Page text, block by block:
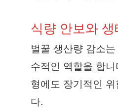
식량 안보와
벌꿀 생산량 감소
수적인 역할을 합
형에도 장기적인
다.